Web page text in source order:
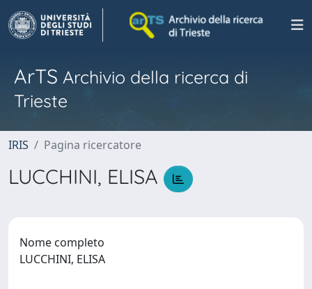
ArTS Archivio della ricerca di
Trieste
IRIS Pagina ricercatore
LUCCHINI, ELISA
Nome completo
LUCCHINI, ELISA